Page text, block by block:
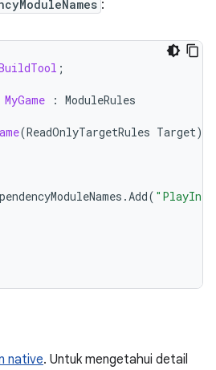
:
;
MyGame : ModuleRules
(ReadOnlyTargetRules Target)
.Add(
native. Untuk mengetahui detail